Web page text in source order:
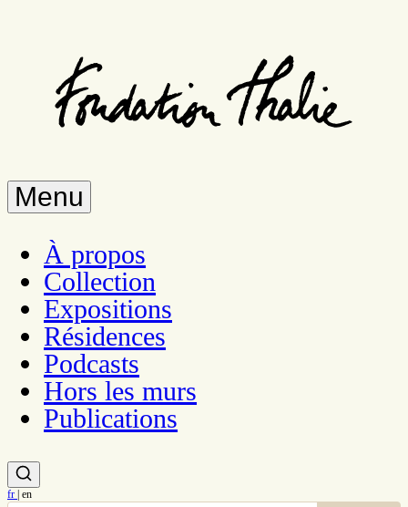
Menu
À propos
Collection
Expositions
Résidences
Podcasts
Hors les murs
Publications
fr | en